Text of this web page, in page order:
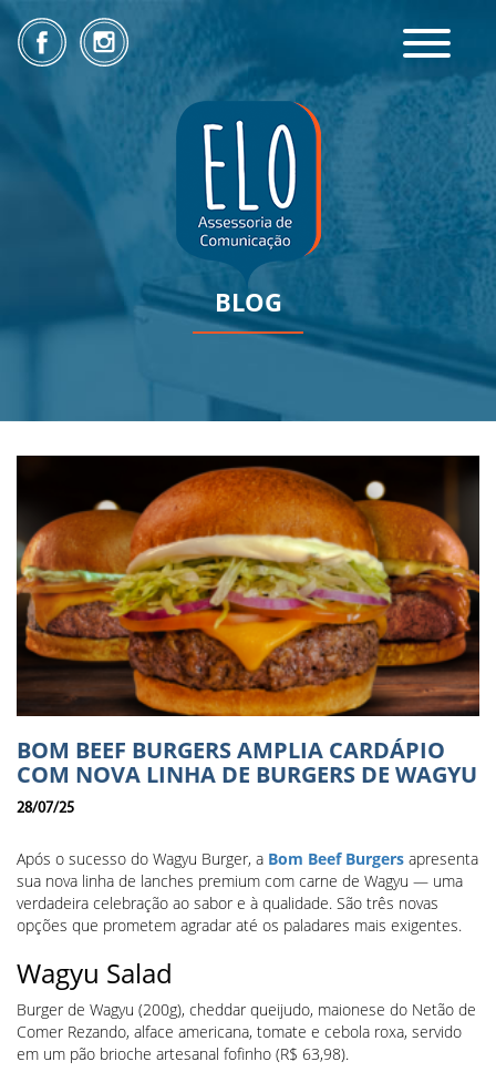
Toggle
BLOG
BOM BEEF BURGERS AMPLIA CARDÁPIO
COM NOVA LINHA DE BURGERS DE WAGYU
28/07/25
Após o sucesso do Wagyu Burger, a Bom Beef Burgers apresenta
sua nova linha de lanches premium com carne de Wagyu — uma
verdadeira celebração ao sabor e à qualidade. São três novas
opções que prometem agradar até os paladares mais exigentes.
Wagyu Salad
Burger de Wagyu (200g), cheddar queijudo, maionese do Netão de
Comer Rezando, alface americana, tomate e cebola roxa, servido
em um pão brioche artesanal fofinho (R$ 63,98).